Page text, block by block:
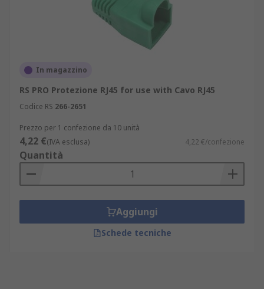
In magazzino
RS PRO Protezione RJ45 for use with Cavo RJ45
Codice RS 266-2651
Prezzo per 1 confezione da 10 unità
4,22 €(IVA esclusa) 4,22 €/confezione
Quantità
Aggiungi
Schede tecniche